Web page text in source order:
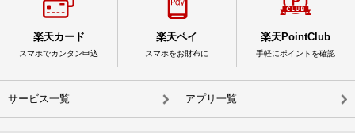
楽天カード
スマホでカンタン申込
楽天ペイ
スマホをお財布に
楽天PointClub
手軽にポイントを確認
サービス一覧 アプリ一覧